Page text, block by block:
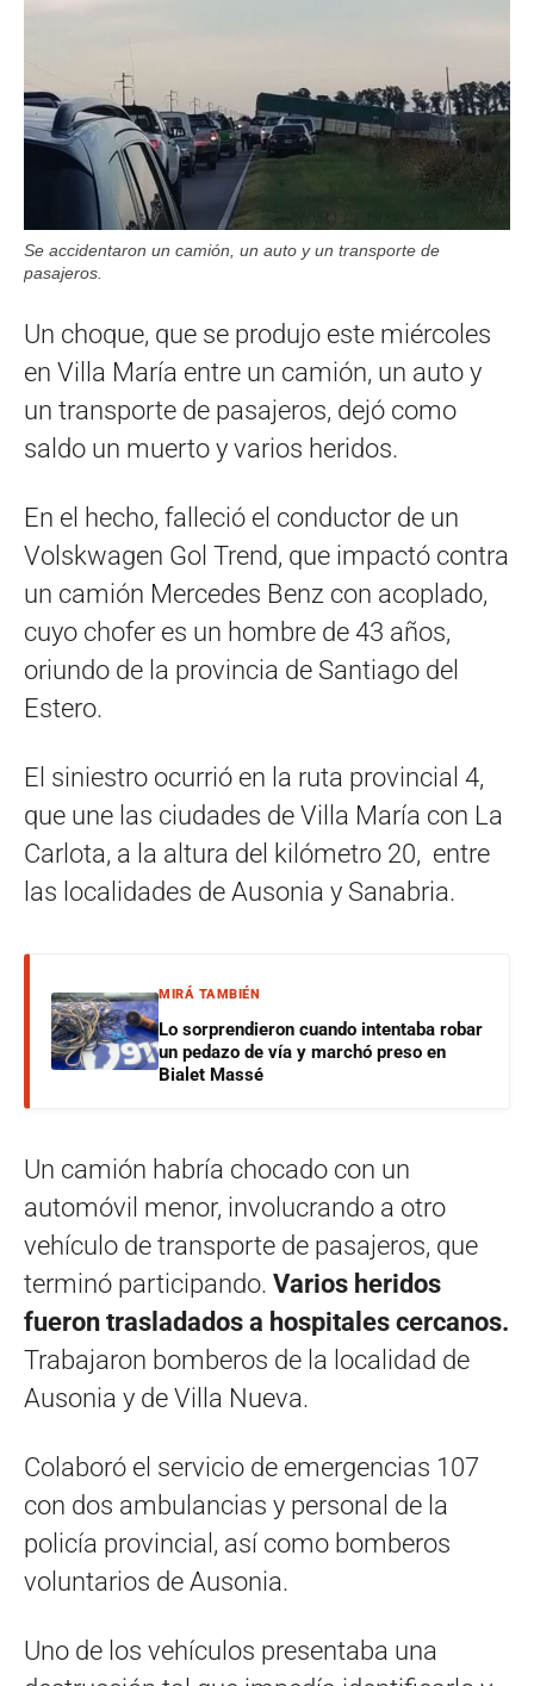
Se accidentaron un camión, un auto y un transporte de
pasajeros.
Un choque, que se produjo este miércoles
en Villa María entre un camión, un auto y
un transporte de pasajeros, dejó como
saldo un muerto y varios heridos.
En el hecho, falleció el conductor de un
Volskwagen Gol Trend, que impactó contra
un camión Mercedes Benz con acoplado,
cuyo chofer es un hombre de 43 años,
oriundo de la provincia de Santiago del
Estero.
El siniestro ocurrió en la ruta provincial 4,
que une las ciudades de Villa María con La
Carlota, a la altura del kilómetro 20, entre
las localidades de Ausonia y Sanabria.
MIRÁ TAMBIÉN
Lo sorprendieron cuando intentaba robar
un pedazo de vía y marchó preso en
Bialet Massé
Un camión habría chocado con un
automóvil menor, involucrando a otro
vehículo de transporte de pasajeros, que
terminó participando. Varios heridos
fueron trasladados a hospitales cercanos.
Trabajaron bomberos de la localidad de
Ausonia y de Villa Nueva.
Colaboró el servicio de emergencias 107
con dos ambulancias y personal de la
policía provincial, así como bomberos
voluntarios de Ausonia.
Uno de los vehículos presentaba una